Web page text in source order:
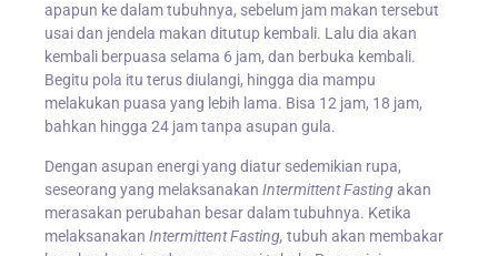
apapun ke dalam tubuhnya, sebelum jam makan tersebut
usai dan jendela makan ditutup kembali. Lalu dia akan
kembali berpuasa selama 6 jam, dan berbuka kembali.
Begitu pola itu terus diulangi, hingga dia mampu
melakukan puasa yang lebih lama. Bisa 12 jam, 18 jam,
bahkan hingga 24 jam tanpa asupan gula.
Dengan asupan energi yang diatur sedemikian rupa,
seseorang yang melaksanakan Intermittent Fastingakan
merasakan perubahan besar dalam tubuhnya. Ketika
melaksanakan Intermittent Fasting, tubuh akan membakar